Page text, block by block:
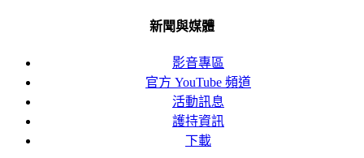
新聞與媒體
影音專區
官方 YouTube 頻道
活動訊息
護持資訊
下載